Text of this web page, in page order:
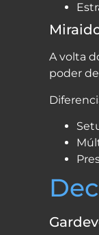
A volta
poder